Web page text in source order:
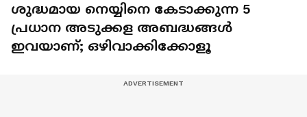
ശുദ്ധമായ നെയ്യിനെ കേടാക്കുന്ന 5
പ്രധാന അടുക്കള അബദ്ധങ്ങൾ
ഇവയാണ്; ഒഴിവാക്കിക്കോളൂ